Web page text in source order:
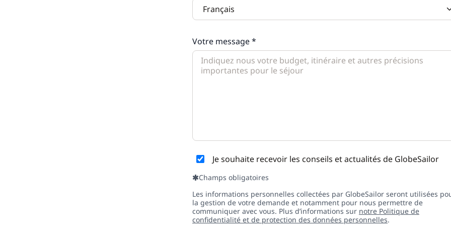
Votre message *
Je souhaite recevoir les conseils et actualités de GlobeSailor
Champs obligatoires
Les informations personnelles collectées par GlobeSailor seront utilisées
la gestion de votre demande et notamment pour nous permettre de
communiquer avec vous. Plus d’informations sur notre Politique de
confidentialité et de protection des données personnelles.